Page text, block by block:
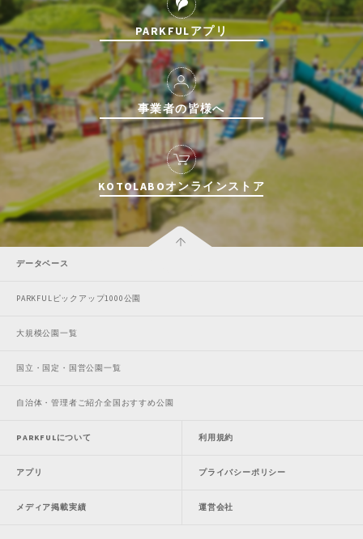
PARKFULアプリ
事業者の皆様へ
KOTOLABOオンラインストア
データベース
PARKFULピックアップ1000公園
大規模公園一覧
国立・国定・国営公園一覧
自治体・管理者ご紹介全国おすすめ公園
PARKFULについて
アプリ
メディア掲載実績
利用規約
プライバシーポリシー
運営会社